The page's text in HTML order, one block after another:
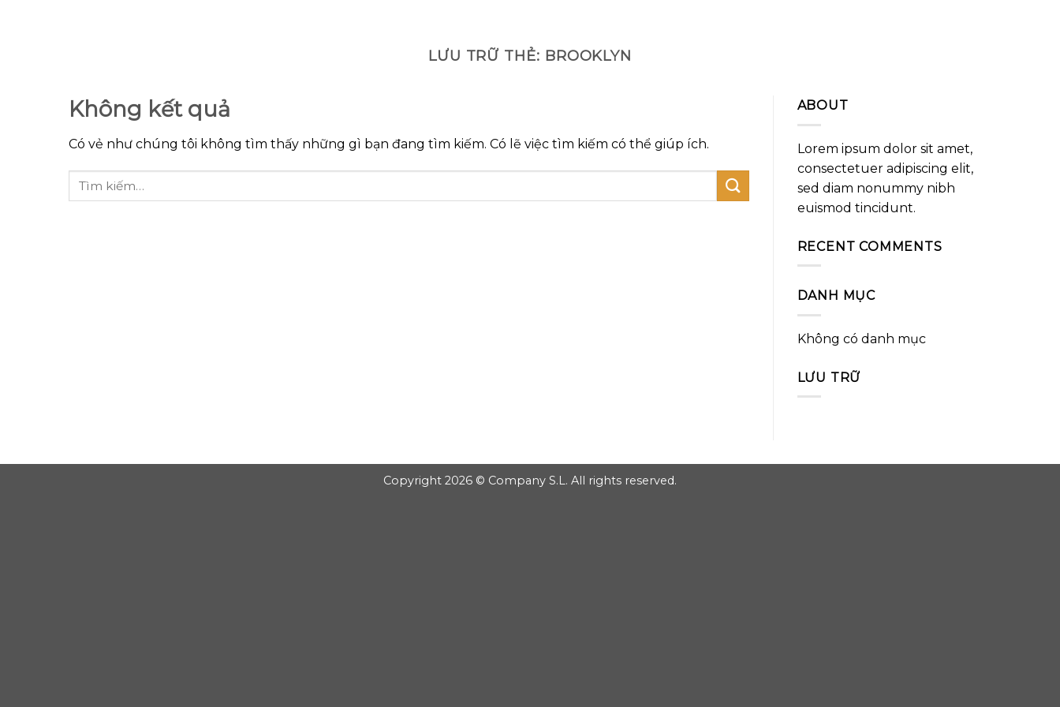
LƯU TRỮ THẺ: BROOKLYN
Không kết quả
Có vẻ như chúng tôi không tìm thấy những gì bạn đang tìm kiếm. Có lẽ việc tìm kiếm có thể giúp ích.
ABOUT
Lorem ipsum dolor sit amet,
consectetuer adipiscing elit,
sed diam nonummy nibh
euismod tincidunt.
RECENT COMMENTS
DANH MỤC
Không có danh mục
LƯU TRỮ
Copyright 2026 © Company S.L. All rights reserved.